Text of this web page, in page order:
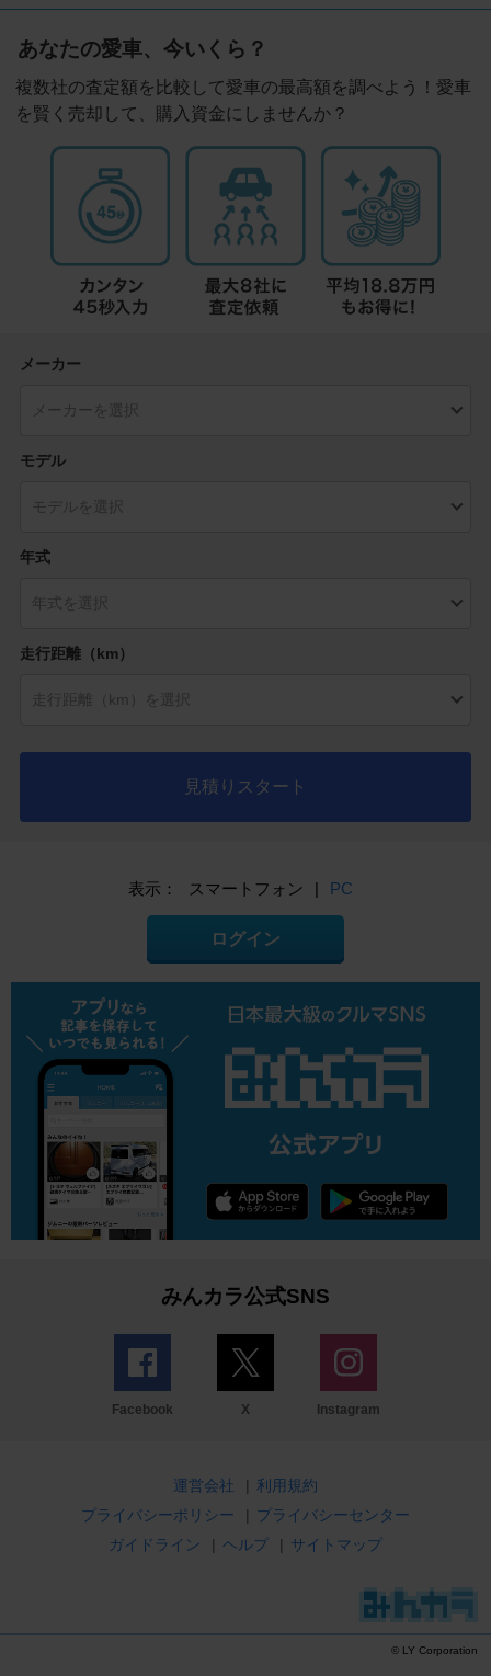
あなたの愛車、今いくら？
複数社の査定額を比較して愛車の最高額を調べよう！愛車
を賢く売却して、購入資金にしませんか？
メーカー
モデル
年式
走行距離（km）
見積りスタート
表示： スマートフォン | PC
ログイン
みんカラ公式SNS
Facebook X Instagram
運営会社 | 利用規約
プライバシーポリシー
| プライバシーセンター
ガイドライン
| ヘルプ | サイトマップ
© LY Corporation